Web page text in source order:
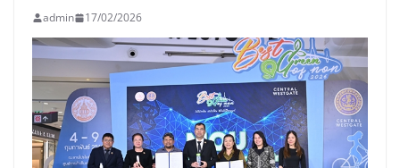
admin 17/02/2026